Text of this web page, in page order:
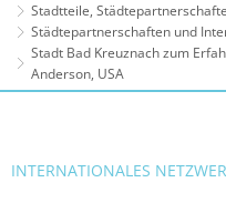
Stadtteile,
Städtepartnerschaften und
Stadt Bad Kreuznach zum
Anderson, USA
INTERNATIONALES